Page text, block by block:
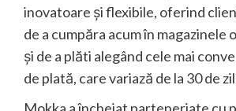
inovatoare și flexibile, oferind
de a cumpăra acum în magazinele
și de a plăti alegând cele mai
de plată, care variază de la 30 de